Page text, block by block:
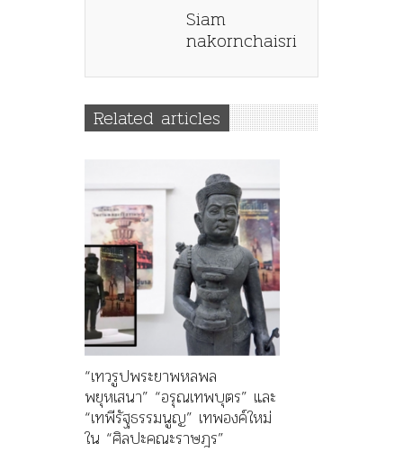
Siam
nakornchaisri
Related articles
“เทวรูปพระยาพหลพล
พยุหเสนา” “อรุณเทพบุตร” และ
“เทพีรัฐธรรมนูญ” เทพองค์ใหม่
ใน “ศิลปะคณะราษฎร”